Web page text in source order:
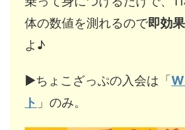
体の数値を測れるので即効
よ♪
▶︎ちょこざっぷの入会は「
ト 」のみ。